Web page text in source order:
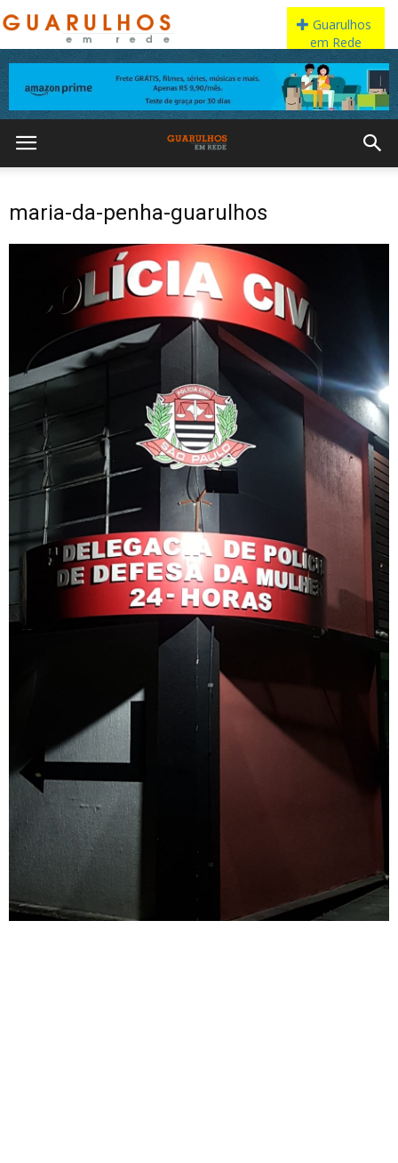
maria-da-penha-guarulhos